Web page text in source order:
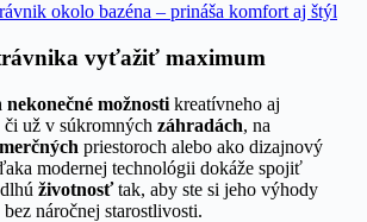
okolo bazéna – prináša komfort aj štýl
vyťažiť maximum
nekonečné možnosti kreatívneho aj
už v súkromných záhradách, na
priestoroch alebo ako dizajnový
modernej technológii dokáže spojiť
životnosťtak, aby ste si jeho výhody
náročnej starostlivosti.